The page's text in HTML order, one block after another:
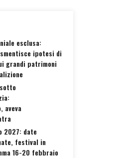
esclusa:
ipotesi di
grandi patrimoni
aveva
2027: date
festival in
16-20 febbraio